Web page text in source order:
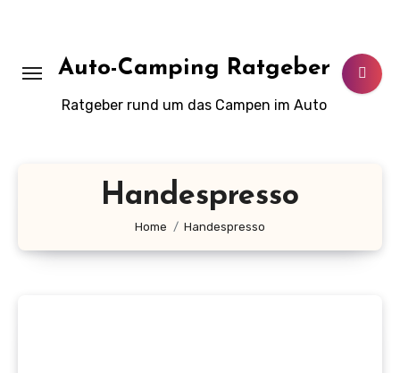
Auto-Camping Ratgeber
Ratgeber rund um das Campen im Auto
Handespresso
Home Handespresso